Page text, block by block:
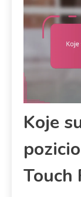
Koje
Touch